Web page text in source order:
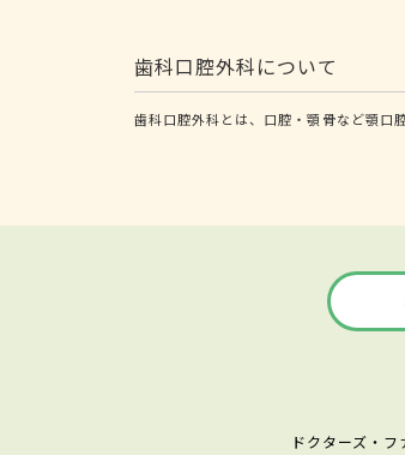
歯科口腔外科について
歯科口腔外科とは、口腔・顎骨など顎口
ドクターズ・